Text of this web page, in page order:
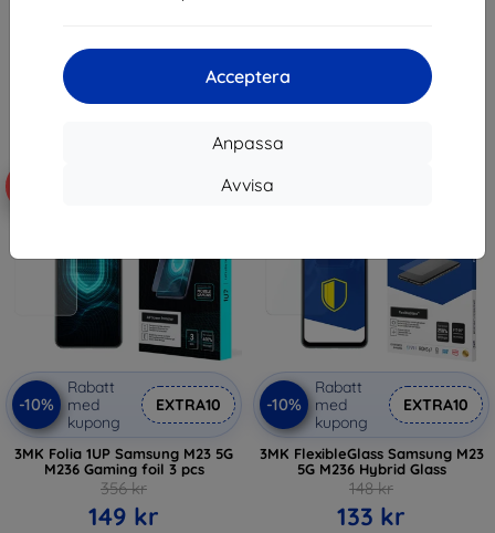
Acceptera
Anpassa
Avvisa
I lager 2 st
-10%
Rabatt
med
kupong
EXTRA10
3MK Folia 1UP Samsung M23 5G
M236 Gaming foil 3 pcs
356 kr
149 kr
-10%
-10%
Rabatt
med
kupong
EXTRA10
3MK FlexibleGlass Samsung M23
5G M236 Hybrid Glass
148 kr
133 kr